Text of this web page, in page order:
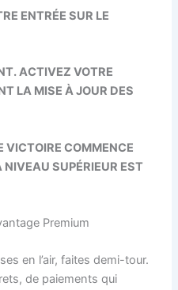
ENTRÉE SUR LE
ACTIVEZ VOTRE
LA MISE À JOUR DES
VICTOIRE COMMENCE
SUPÉRIEUR EST
Premium
en l’air, faites demi-tour.
de paiements qui